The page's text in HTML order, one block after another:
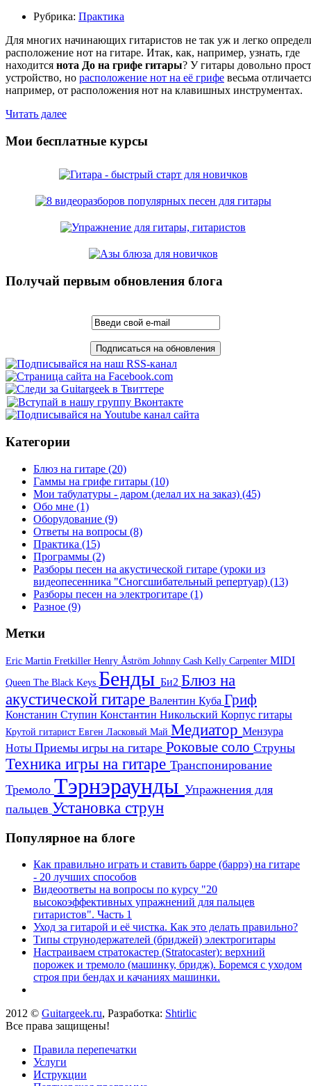
Рубрика: Практика
Для многих начинающих гитаристов не так уж и легко
расположение нот на гитаре. Итак, как, например, узнать, где
находится нота До на грифе гитары? У гитары довольно
устройство, но расположение нот на её грифе весьма
например, от расположения нот на клавишных инструментах.
Читать далее
Мои бесплатные курсы
Получай первым обновления блога
Категории
Блюз на гитаре (20)
Гаммы на грифе гитары (10)
Мои табулатуры - даром (делал их на заказ) (45)
Обо мне (1)
Оборудование (9)
Ответы на вопросы (8)
Практика (15)
Программы (2)
Разборы песен на акустической гитаре (уроки из
видеопесенника "Сногсшибательный репертуар) (13)
Разборы песен на электрогитаре (1)
Разное (9)
Метки
Eric Martin Fretkiller Henry Åström Johnny Cash Kelly Carpenter MIDI
Queen The Black Keys Бенды Би2 Блюз на
акустической гитаре Валентин Куба Гриф
Констанин Ступин Константин Никольский Корпус гитары
Крутой гитарист Евген Ласковый Май Медиатор Мензура
Ноты Приемы игры на гитаре Роковые соло Струны
Техника игры на гитаре Транспонирование
Тремоло Тэрнэраунды Упражнения для
пальцев Установка струн
Популярное на блоге
Как правильно играть и ставить барре (баррэ) на гитаре
- 20 лучших способов
Видеоответы на вопросы по курсу "20
высокоэффективных упражнений для пальцев
гитаристов". Часть 1
Уход за гитарой и её чистка. Как это делать правильно?
Типы струнодержателей (бриджей) электрогитары
Настраиваем стратокастер (Stratocaster): верхний
порожек и тремоло (машинку, бридж). Боремся с уходом
строя при бендах и качаниях машинки.
2012 © Guitargeek.ru, Разработка: Shtirlic
Все права защищены!
Правила перепечатки
Услуги
Иструкции